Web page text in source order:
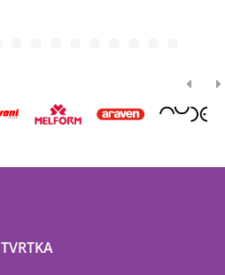
TVRTKA